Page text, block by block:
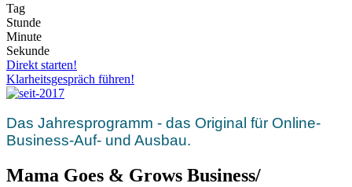
Tag
Stunde
Minute
Sekunde
Direkt starten!
Klarheitsgespräch führen!
Das Jahresprogramm - das Original für Online-
Business-Auf- und Ausbau.
Mama Goes & Grows Business/